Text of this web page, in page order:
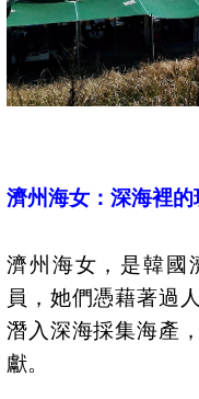
濟州海女：深海裡的
濟州海女，是韓國
員，她們憑藉著過
潛入深海採集海產
獻。